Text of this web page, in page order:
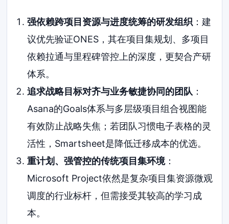
强依赖跨项目资源与进度统筹的研发组织：建
议优先验证ONES，其在项目集规划、多项目
依赖拉通与里程碑管控上的深度，更契合产研
体系。
追求战略目标对齐与业务敏捷协同的团队 ：
Asana的Goals体系与多层级项目组合视图能
有效防止战略失焦；若团队习惯电子表格的灵
活性，Smartsheet是降低迁移成本的优选。
重计划、强管控的传统项目集环境：
Microsoft Project依然是复杂项目集资源微观
调度的行业标杆，但需接受其较高的学习成
本。